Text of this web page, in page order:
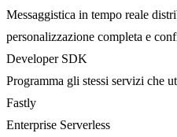
Messaggistica in tempo reale
personalizzazione completa e
Developer SDK
Programma gli stessi servizi che
Fastly
Enterprise Serverless